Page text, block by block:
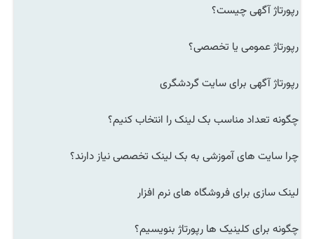
رپورتاژ آگهی چیست؟
رپورتاژ عمومی یا تخصصی؟
رپورتاژ آگهی برای سایت گردشگری
چگونه تعداد مناسب بک لینک را انتخاب کنیم؟
چرا سایت های آموزشی به بک لینک تخصصی نیاز دارند؟
لینک سازی برای فروشگاه های نرم افزار
چگونه برای کلینیک ها رپورتاژ بنویسیم؟